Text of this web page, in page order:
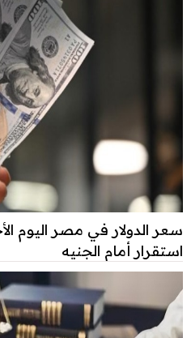
استقرار أمام الجنيه